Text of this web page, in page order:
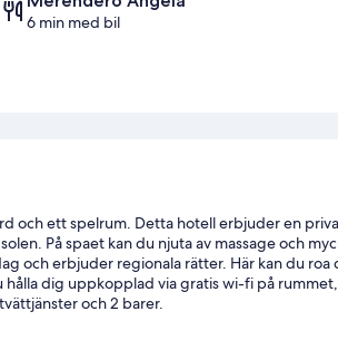
6 min med bil
och ett spelrum. Detta hotell erbjuder en
På spaet kan du njuta av massage och
och erbjuder regionala rätter. Här kan du roa
dig uppkopplad via gratis wi-fi på
och 2 barer.